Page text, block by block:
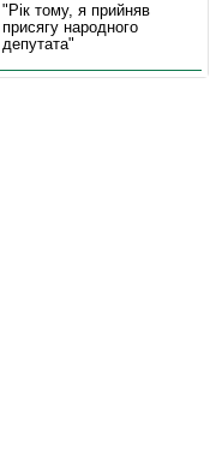
"Рік тому, я прийняв
присягу народного
депутата"